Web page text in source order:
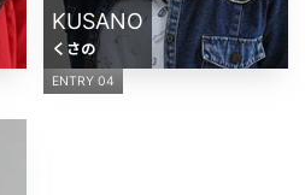
KUSANO
くさの
ENTRY 04